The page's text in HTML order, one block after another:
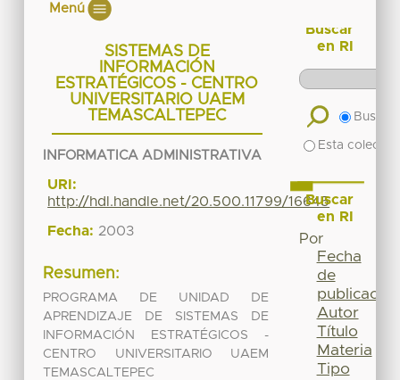
Menú
SISTEMAS DE
INFORMACIÓN
ESTRATÉGICOS - CENTRO
UNIVERSITARIO UAEM
TEMASCALTEPEC
INFORMATICA ADMINISTRATIVA
URI:
http://hdl.handle.net/20.500.11799/16645
Fecha: 2003
Resumen:
PROGRAMA DE UNIDAD DE
APRENDIZAJE DE SISTEMAS DE
INFORMACIÓN ESTRATÉGICOS -
CENTRO UNIVERSITARIO UAEM
TEMASCALTEPEC
Buscar
en RI
Buscar
Esta
Buscar
en RI
Por
Fecha
de
publicación
Autor
Título
Materia
Tipo